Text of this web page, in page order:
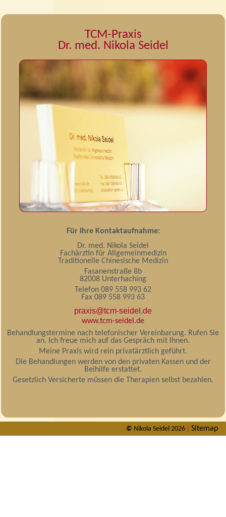
TCM-Praxis
Dr. med. Nikola Seidel
Für Ihre Kontaktaufnahme:
Dr. med. Nikola Seidel
Fachärztin für Allgemeinmedizin
Traditionelle Chinesische Medizin
Fasanenstraße 8b
82008 Unterhaching
Telefon 089 558 993 62
Fax 089 558 993 63
praxis@tcm-seidel.de
www.tcm-seidel.de
Behandlungstermine nach telefonischer Vereinbarung. Rufen Sie
an. Ich freue mich auf das Gespräch mit Ihnen.
Meine Praxis wird rein privatärztlich geführt.
Die Behandlungen werden von den privaten Kassen und der
Beihilfe erstattet.
Gesetzlich Versicherte müssen die Therapien selbst bezahlen.
© Nikola Seidel 2026 Sitemap